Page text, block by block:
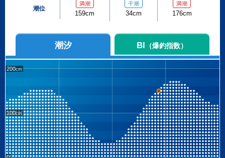
潮位
満潮
159cm
干潮
34cm
満潮
176cm
潮汐 BI （爆釣指数）
200
100